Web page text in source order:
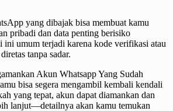
yang dibajak bisa membuat kamu
pribadi dan data penting berisiko
ini umum terjadi karena kode verifikasi atau
tanpa sadar.
Akun Whatsapp Yang Sudah
bisa segera mengambil kembali kendali
yang tepat, akun dapat diamankan dan
lanjut—detailnya akan kamu temukan